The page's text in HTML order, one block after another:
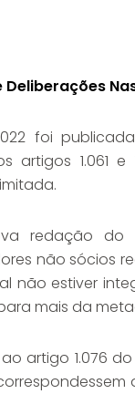
Deliberações
foi
artigos 1.061
redação do
não sócios
não estiver
mais da
artigo 1.076